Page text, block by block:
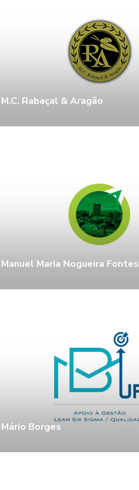
M.C. Rabaçal & Aragão
Manuel Maria Nogueira Fontes
Mário Borges